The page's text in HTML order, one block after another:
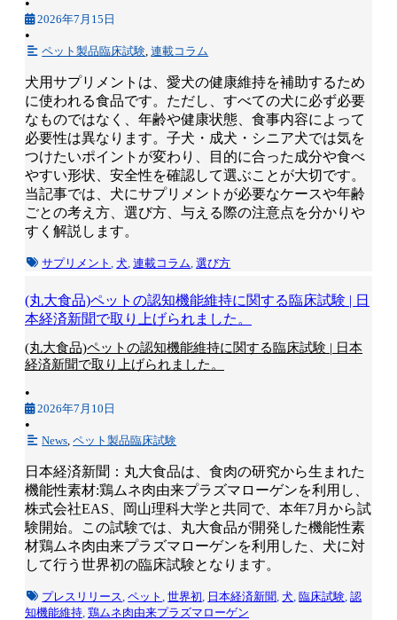
•
2026年7月15日
•
ペット製品臨床試験 ,連載コラム
犬用サプリメントは、愛犬の健康維持を補助するため
に使われる食品です。ただし、すべての犬に必ず必要
なものではなく、年齢や健康状態、食事内容によって
必要性は異なります。子犬・成犬・シニア犬では気を
つけたいポイントが変わり、目的に合った成分や食べ
やすい形状、安全性を確認して選ぶことが大切です。
当記事では、犬にサプリメントが必要なケースや年齢
ごとの考え方、選び方、与える際の注意点を分かりや
すく解説します。
サプリメント ,犬 ,連載コラム ,選び方
(丸大食品)ペットの認知機能維持に関する臨床試験 | 日
本経済新聞で取り上げられました。
(丸大食品)ペットの認知機能維持に関する臨床試験 | 日本
経済新聞で取り上げられました。
•
2026年7月10日
•
News ,ペット製品臨床試験
日本経済新聞：丸大食品は、食肉の研究から生まれた
機能性素材:鶏ムネ肉由来プラズマローゲンを利用し、
株式会社EAS、岡山理科大学と共同で、本年7月から試
験開始。この試験では、丸大食品が開発した機能性素
材鶏ムネ肉由来プラズマローゲンを利用した、犬に対
して行う世界初の臨床試験となります。
プレスリリース ,ペット ,世界初 日本経済新聞 ,犬 ,臨床試験 ,認
知機能維持 鶏ムネ肉由来プラズマローゲン